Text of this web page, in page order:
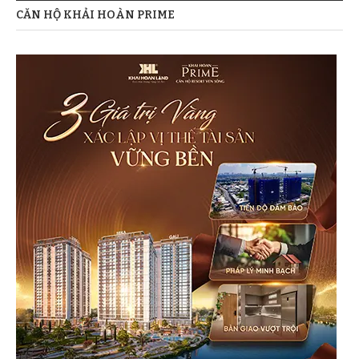
***Mẹo nhỏ:nhấn vào ảnh bên dưới để xem ảnh
kích cỡ lớn hơn.
Có thể dùng phím điều hướng ← → trên bàn phím
để xem ảnh đã phóng.
Lịch thanh toán nhanh dự án Jamona Heights quận 7.
CĂN HỘ KHẢI HOÀN PRIME